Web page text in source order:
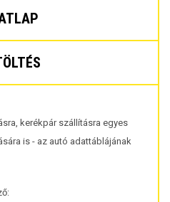
kerékpár szállításra egyes
is - az autó adattáblájának